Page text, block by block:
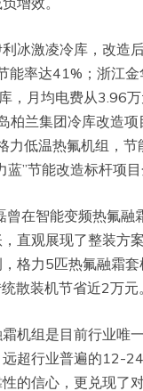
冰激凌冷库，改造
能率达41%；浙江
，月均电费从3.96万
柏兰集团冷库改造项
力低温热氟机组，节
蓝”节能改造标杆项目
曾在智能变频热氟融
直观展现了整装方
格力5匹热氟融霜
散装机节省近2万元。
机组是目前行业唯
超行业普遍的12-
的信心，更兑现了